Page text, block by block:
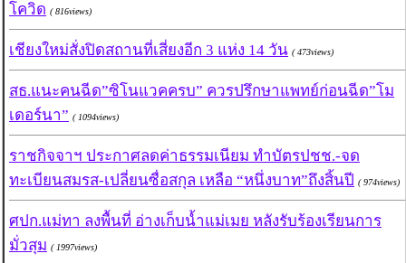
โควิด ( 816views)
เชียงใหม่สั่งปิดสถานที่เสี่ยงอีก 3 แห่ง 14 วัน ( 473views)
สธ.แนะคนฉีด”ซิโนแวคครบ” ควรปรึกษาแพทย์ก่อนฉีด”โม
เดอร์นา” ( 1094views)
ราชกิจจาฯ ประกาศลดค่าธรรมเนียม ทำบัตรปชช.-จด
ทะเบียนสมรส-เปลี่ยนซื่อสกุล เหลือ “หนึ่งบาท”ถึงสิ้นปี ( 974views)
ศปก.แม่ทา ลงพื้นที่ อ่างเก็บน้ำแม่เมย หลังรับร้องเรียนการ
มั่วสุม ( 1997views)